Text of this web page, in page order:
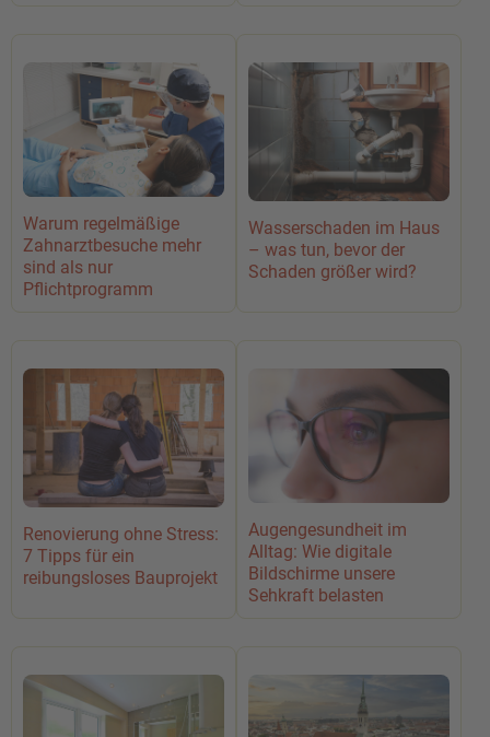
Warum regelmäßige
Zahnarztbesuche mehr
sind als nur
Pflichtprogramm
Wasserschaden im Haus
– was tun, bevor der
Schaden größer wird?
Renovierung ohne Stress:
7 Tipps für ein
reibungsloses Bauprojekt
Augengesundheit im
Alltag: Wie digitale
Bildschirme unsere
Sehkraft belasten